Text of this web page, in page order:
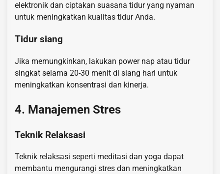
elektronik dan ciptakan suasana tidur yang nyaman
untuk meningkatkan kualitas tidur Anda.
Tidur siang
Jika memungkinkan, lakukan power nap atau tidur
singkat selama 20-30 menit di siang hari untuk
meningkatkan konsentrasi dan kinerja.
4. Manajemen Stres
Teknik Relaksasi
Teknik relaksasi seperti meditasi dan yoga dapat
membantu mengurangi stres dan meningkatkan